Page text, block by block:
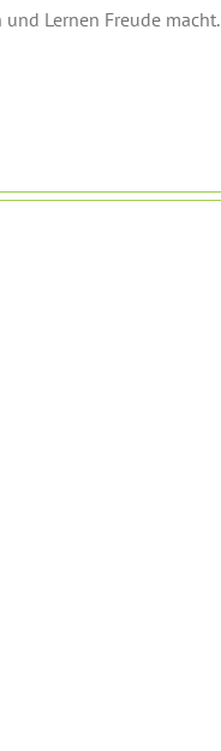
Lernen Freude macht.